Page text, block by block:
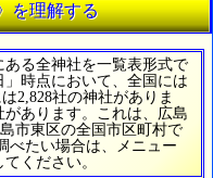
を理解する
る全神社を一覧表形式で
」時点において、全国には
2,828社の神社がありま
あります。これは、広島
市東区の全国市区町村で
べたい場合は、メニュー
ください。